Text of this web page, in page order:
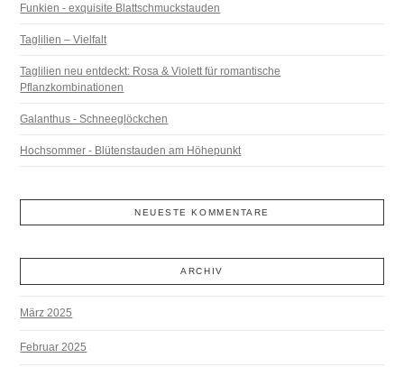
Funkien - exquisite Blattschmuckstauden
Taglilien – Vielfalt
Taglilien neu entdeckt: Rosa & Violett für romantische
Pflanzkombinationen
Galanthus - Schneeglöckchen
Hochsommer - Blütenstauden am Höhepunkt
NEUESTE KOMMENTARE
ARCHIV
März 2025
Februar 2025